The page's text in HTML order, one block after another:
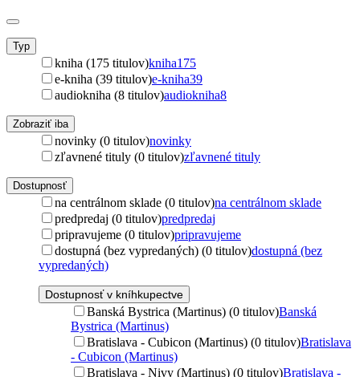
Typ
kniha (175 titulov)kniha175
e-kniha (39 titulov)e-kniha39
audiokniha (8 titulov)audiokniha8
Zobraziť iba
novinky (0 titulov)novinky
zľavnené tituly (0 titulov)zľavnené tituly
Dostupnosť
na centrálnom sklade (0 titulov)na centrálnom sklade
predpredaj (0 titulov)predpredaj
pripravujeme (0 titulov)pripravujeme
dostupná (bez vypredaných) (0 titulov)dostupná (bez
vypredaných)
Dostupnosť v kníhkupectve
Banská Bystrica (Martinus) (0 titulov)Banská
Bystrica (Martinus)
Bratislava - Cubicon (Martinus) (0 titulov)Bratislava
- Cubicon (Martinus)
Bratislava - Nivy (Martinus) (0 titulov)Bratislava -